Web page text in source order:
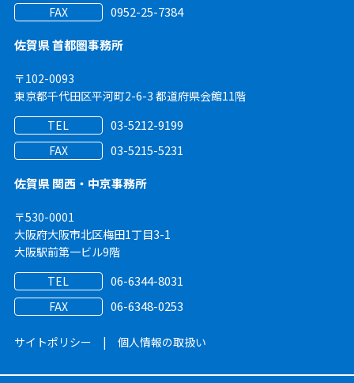
FAX
0952-25-7384
佐賀県 首都圏事務所
〒102-0093
東京都千代田区平河町2-6-3 都道府県会館11階
TEL
03-5212-9199
FAX
03-5215-5231
佐賀県 関西・中京事務所
〒530-0001
大阪府大阪市北区梅田1丁目3-1
大阪駅前第一ビル9階
TEL
06-6344-8031
FAX 06-6348-0253
サイトポリシー | 個人情報の取扱い